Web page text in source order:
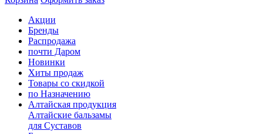
Акции
Бренды
Распродажа
почти Даром
Новинки
Хиты продаж
Товары со скидкой
по Назначению
Алтайская продукция
Алтайские бальзамы
для Суставов